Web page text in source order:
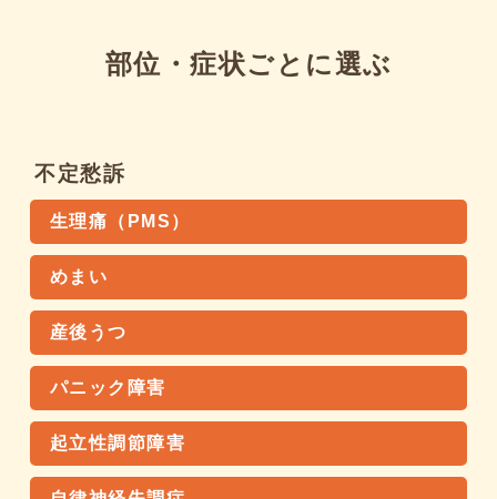
部位・症状ごとに選ぶ
不定愁訴
生理痛（PMS）
めまい
産後うつ
パニック障害
起立性調節障害